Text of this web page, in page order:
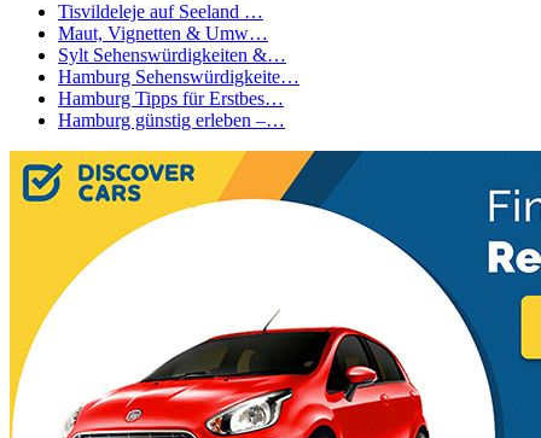
Tisvildeleje auf Seeland …
Maut, Vignetten & Umw…
Sylt Sehenswürdigkeiten &…
Hamburg Sehenswürdigkeite…
Hamburg Tipps für Erstbes…
Hamburg günstig erleben –…